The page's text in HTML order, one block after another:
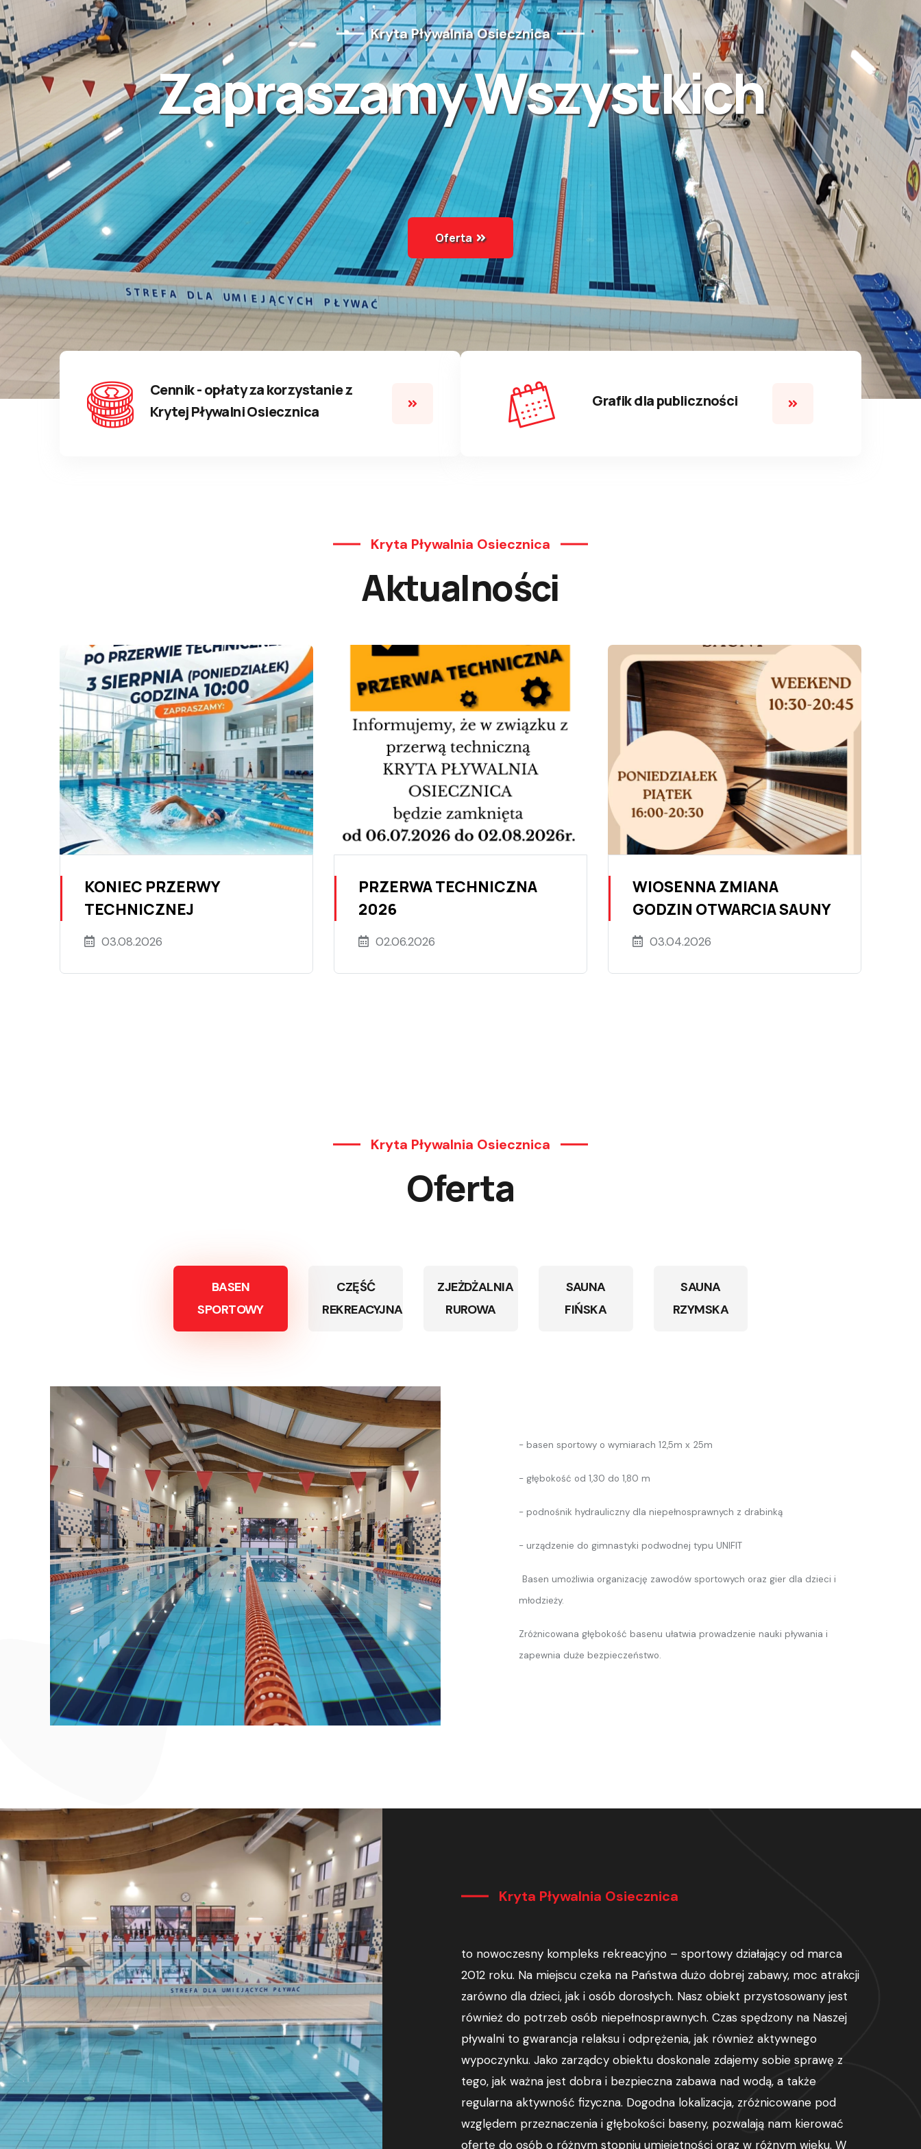
Kryta Pływalnia Osiecznica
Zapraszamy Wszystkich
Oferta
Cennik - opłaty za korzystanie z
Krytej Pływalni Osiecznica
Grafik dla publiczności
Kryta Pływalnia Osiecznica
Aktualności
KONIEC PRZERWY
TECHNICZNEJ
03.08.2026
PRZERWA TECHNICZNA
2026
02.06.2026
WIOSENNA ZMIANA
GODZIN OTWARCIA SAUNY
03.04.2026
Kryta Pływalnia Osiecznica
Oferta
BASEN
SPORTOWY
CZĘŚĆ
REKREACYJNA
ZJEŻDŻALNIA
RUROWA
SAUNA
FIŃSKA
SAUNA
RZYMSKA
- basen sportowy o wymiarach 12,5m x 25m
- głębokość od 1,30 do 1,80 m
- podnośnik hydrauliczny dla niepełnosprawnych z drabinką
- urządzenie do gimnastyki podwodnej typu UNIFIT
Basen umożliwia organizację zawodów sportowych oraz gier dla dzieci i
młodzieży.
Zróżnicowana głębokość basenu ułatwia prowadzenie nauki pływania i
zapewnia duże bezpieczeństwo.
Kryta Pływalnia Osiecznica
to nowoczesny kompleks rekreacyjno – sportowy działający od marca
2012 roku. Na miejscu czeka na Państwa dużo dobrej zabawy, moc atrakcji
zarówno dla dzieci, jak i osób dorosłych. Nasz obiekt przystosowany jest
również do potrzeb osób niepełnosprawnych. Czas spędzony na Naszej
pływalni to gwarancja relaksu i odprężenia, jak również aktywnego
wypoczynku. Jako zarządcy obiektu doskonale zdajemy sobie sprawę z
tego, jak ważna jest dobra i bezpieczna zabawa nad wodą, a także
regularna aktywność fizyczna. Dogodna lokalizacja, zróżnicowane pod
względem przeznaczenia i głębokości baseny, pozwalają nam kierować
ofertę do osób o różnym stopniu umiejętności oraz w różnym wieku. W